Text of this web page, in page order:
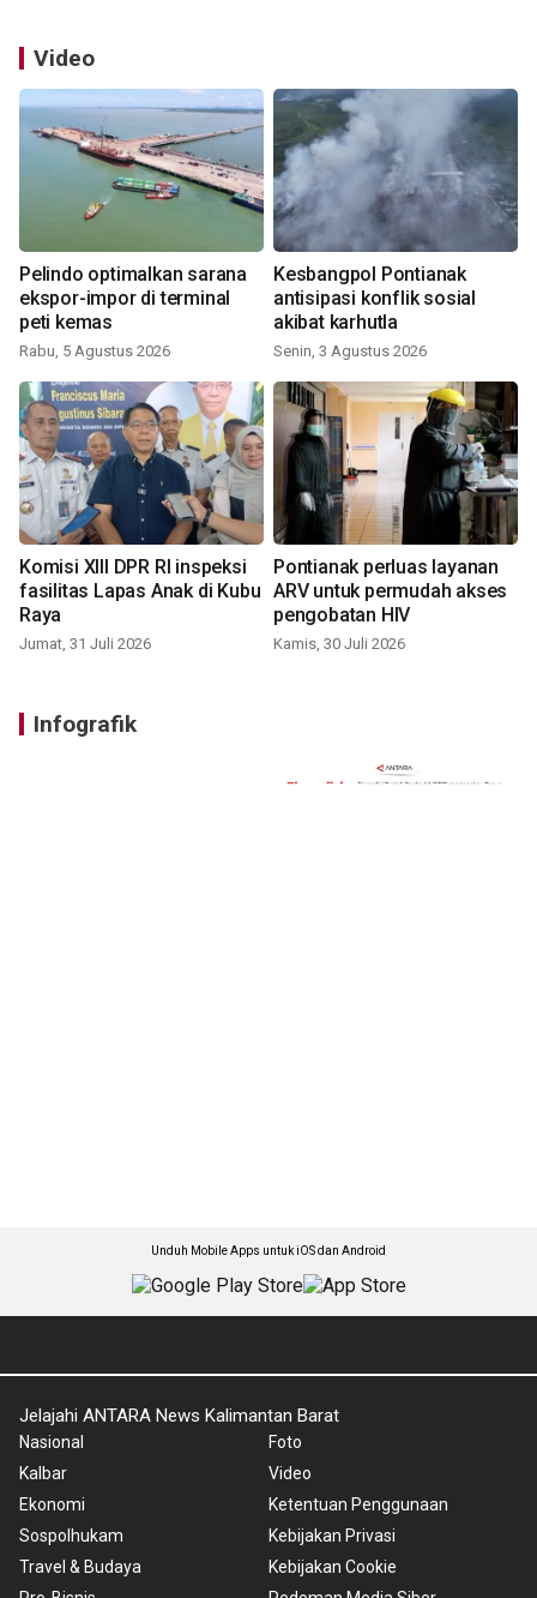
Video
Pelindo optimalkan sarana
ekspor-impor di terminal
peti kemas
Rabu, 5 Agustus 2026
Kesbangpol Pontianak
antisipasi konflik sosial
akibat karhutla
Senin, 3 Agustus 2026
Komisi XIII DPR RI inspeksi
fasilitas Lapas Anak di Kubu
Raya
Jumat, 31 Juli 2026
Pontianak perluas layanan
ARV untuk permudah akses
pengobatan HIV
Kamis, 30 Juli 2026
Infografik
Unduh Mobile Apps untuk iOS dan Android
Jelajahi ANTARA News Kalimantan Barat
Nasional
Kalbar
Ekonomi
Sospolhukam
Travel & Budaya
Foto
Video
Ketentuan Penggunaan
Kebijakan Privasi
Kebijakan Cookie